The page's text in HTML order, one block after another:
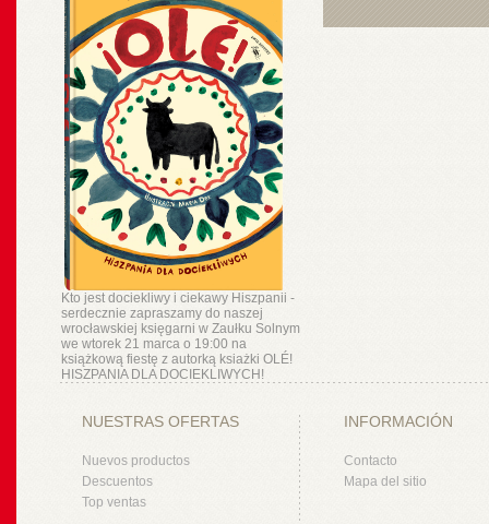
Kto jest dociekliwy i ciekawy Hiszpanii -
serdecznie zapraszamy do naszej
wrocławskiej księgarni w Zaułku Solnym
we wtorek 21 marca o 19:00 na
książkową fiestę z autorką ksiażki OLÉ!
HISZPANIA DLA DOCIEKLIWYCH!
NUESTRAS OFERTAS
Nuevos productos
Descuentos
Top ventas
INFORMACIÓN
Contacto
Mapa del sitio